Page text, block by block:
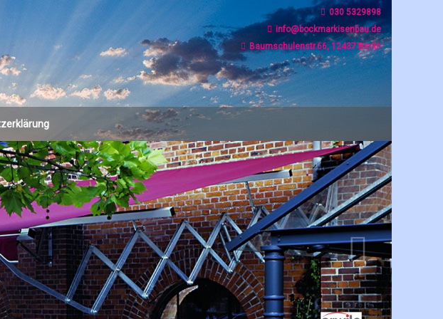
030 5329898
info@bockmarkisenbau.de
Baumschulenstr.66, 12437 Berlin